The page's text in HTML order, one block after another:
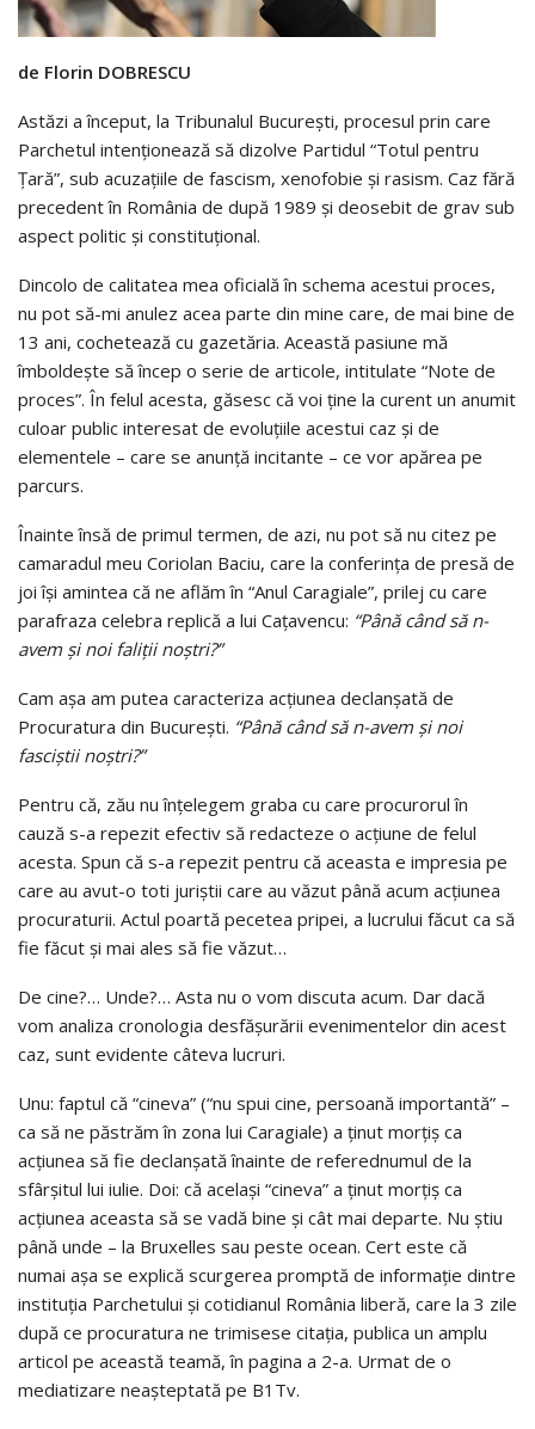
de Florin DOBRESCU
Astăzi a început, la Tribunalul București, procesul prin care
Parchetul intenționează să dizolve Partidul “Totul pentru
Țară”, sub acuzațiile de fascism, xenofobie și rasism. Caz fără
precedent în România de după 1989 și deosebit de grav sub
aspect politic și constituțional.
Dincolo de calitatea mea oficială în schema acestui proces,
nu pot să-mi anulez acea parte din mine care, de mai bine de
13 ani, cochetează cu gazetăria. Această pasiune mă
îmboldește să încep o serie de articole, intitulate “Note de
proces”. În felul acesta, găsesc că voi ține la curent un anumit
culoar public interesat de evoluțiile acestui caz și de
elementele – care se anunță incitante – ce vor apărea pe
parcurs.
Înainte însă de primul termen, de azi, nu pot să nu citez pe
camaradul meu Coriolan Baciu, care la conferința de presă de
joi își amintea că ne aflăm în “Anul Caragiale”, prilej cu care
parafraza celebra replică a lui Cațavencu: “Până când să n-
avem şi noi faliţii noştri?”
Cam așa am putea caracteriza acțiunea declanșată de
Procuratura din București. “Până când să n-avem și noi
fasciștii noștri?”
Pentru că, zău nu înțelegem graba cu care procurorul în
cauză s-a repezit efectiv să redacteze o acțiune de felul
acesta. Spun că s-a repezit pentru că aceasta e impresia pe
care au avut-o toti juriștii care au văzut până acum acțiunea
procuraturii. Actul poartă pecetea pripei, a lucrului făcut ca să
fie făcut și mai ales să fie văzut…
De cine?… Unde?… Asta nu o vom discuta acum. Dar dacă
vom analiza cronologia desfășurării evenimentelor din acest
caz, sunt evidente câteva lucruri.
Unu: faptul că “cineva” (“nu spui cine, persoană importantă” –
ca să ne păstrăm în zona lui Caragiale) a ținut morțiș ca
acțiunea să fie declanșată înainte de referednumul de la
sfârșitul lui iulie. Doi: că același “cineva” a ținut morțiș ca
acțiunea aceasta să se vadă bine și cât mai departe. Nu știu
până unde – la Bruxelles sau peste ocean. Cert este că
numai așa se explică scurgerea promptă de informație dintre
instituția Parchetului și cotidianul România liberă, care la 3 zile
după ce procuratura ne trimisese citația, publica un amplu
articol pe această teamă, în pagina a 2-a. Urmat de o
mediatizare neașteptată pe B1Tv.